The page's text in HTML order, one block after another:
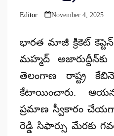
Posted
Editor November 4, 2025
భారత మాజీ క్రికెట్
మహ్మద్ అజారుద్దీన్‌కు
తెలంగాణ రాష్ట్ర
కేటాయించారు.
ప్రమాణ స్వీకారం
రెడ్డి సిఫార్సు మేరకు